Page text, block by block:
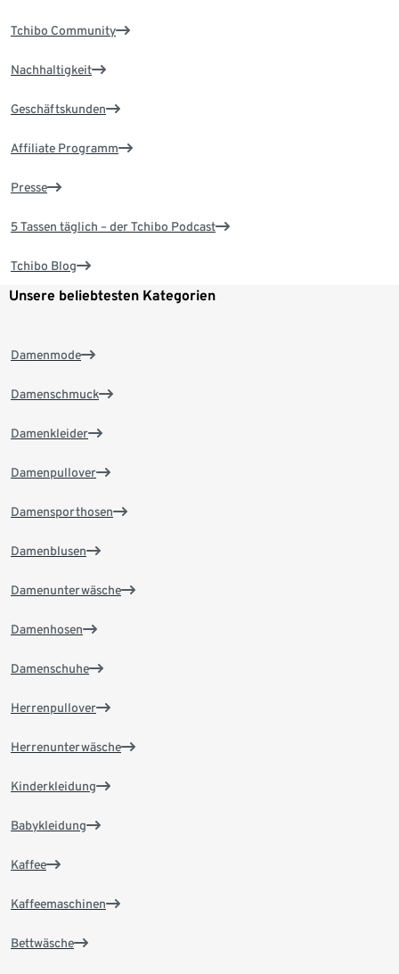
Tchibo Community
Nachhaltigkeit
Geschäftskunden
Affiliate Programm
Presse
5 Tassen täglich – der Tchibo Podcast
Tchibo Blog
Unsere beliebtesten Kategorien
Damenmode
Damenschmuck
Damenkleider
Damenpullover
Damensporthosen
Damenblusen
Damenunterwäsche
Damenhosen
Damenschuhe
Herrenpullover
Herrenunterwäsche
Kinderkleidung
Babykleidung
Kaffee
Kaffeemaschinen
Bettwäsche